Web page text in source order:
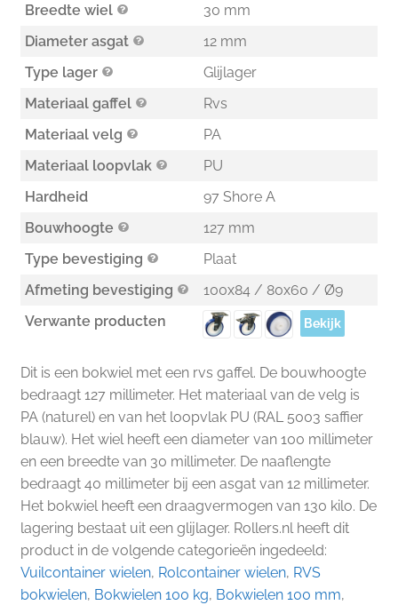
Dit is een bokwiel met een rvs gaffel. De bouwhoogte
bedraagt 127 millimeter. Het materiaal van de velg is
PA (naturel) en van het loopvlak PU (RAL 5003 saffier
blauw). Het wiel heeft een diameter van 100 millimeter
en een breedte van 30 millimeter. De naaflengte
bedraagt 40 millimeter bij een asgat van 12 millimeter.
Het bokwiel heeft een draagvermogen van 130 kilo. De
lagering bestaat uit een glijlager. Rollers.nl heeft dit
product in de volgende categorieën ingedeeld:
Vuilcontainer wielen, Rolcontainer wielen, RVS
bokwielen, Bokwielen 100 kg, Bokwielen 100 mm,
Breedte wiel
30 mm
Diameter asgat
12 mm
Type lager
Glijlager
Materiaal gaffel
Rvs
Materiaal velg
PA
Materiaal loopvlak
PU
Hardheid
97 Shore A
Bouwhoogte
127 mm
Type bevestiging
Plaat
Afmeting bevestiging
100x84 / 80x60 / Ø9
Verwante producten
Bekijk